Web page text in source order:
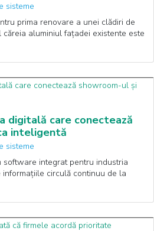
sisteme
prima renovare a unei clădiri de
aluminiul fațadei existente este
digitală care conectează
inteligentă
sisteme
software integrat pentru industria
circulă continuu de la